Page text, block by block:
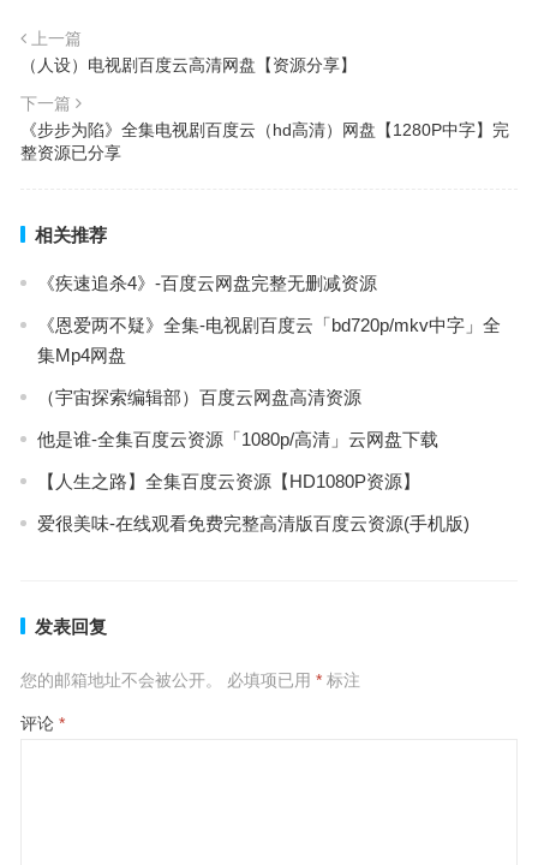
上一篇
（人设）电视剧百度云高清网盘【资源分享】
下一篇
《步步为陷》全集电视剧百度云（hd高清）网盘【1280P中字】完
整资源已分享
相关推荐
《疾速追杀4》-百度云网盘完整无删减资源
《恩爱两不疑》全集-电视剧百度云「bd720p/mkv中字」全
集Mp4网盘
（宇宙探索编辑部）百度云网盘高清资源
他是谁-全集百度云资源「1080p/高清」云网盘下载
【人生之路】全集百度云资源【HD1080P资源】
爱很美味-在线观看免费完整高清版百度云资源(手机版)
发表回复
您的邮箱地址不会被公开。 必填项已用 *标注
评论 *